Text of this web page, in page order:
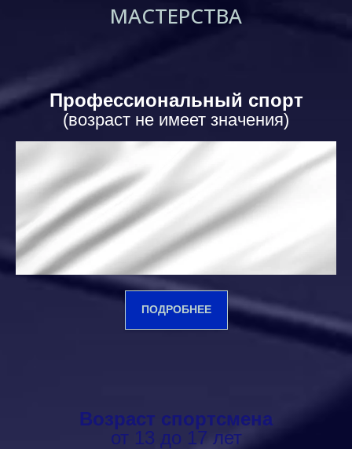
МАСТЕРСТВА
Профессиональный спорт
(возраст не имеет значения)
ПОДРОБНЕЕ
Возраст спортсмена
от 13 до 17 лет